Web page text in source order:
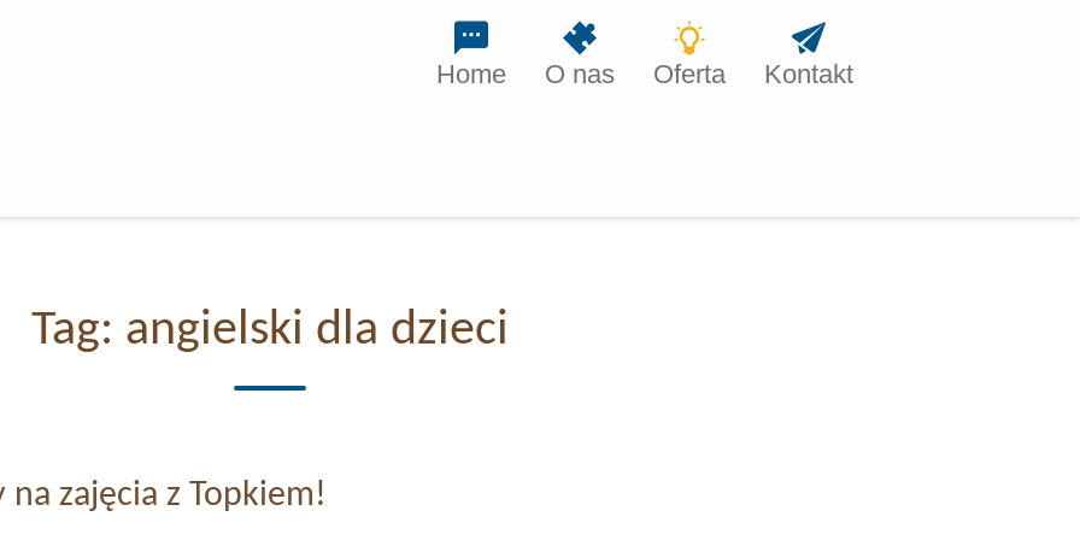
Home O nas Oferta Kontakt
Tag: angielski dla dzieci
na zajęcia z Topkiem!